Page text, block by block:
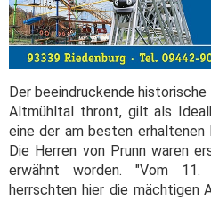
Der beeindruckende
Altmühltal thront, gilt als
eine der am besten erhaltenen
Die Herren von Prunn waren
erwähnt worden. "Vom
herrschten hier die mächtigen